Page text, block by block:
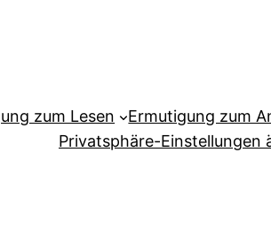
zum Lesen Ermutigung zum
Privatsphäre-Einstellungen